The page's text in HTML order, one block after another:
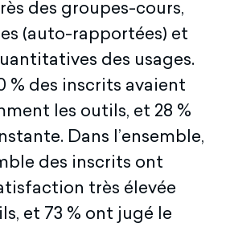
des groupes-cours,
(auto-rapportées) et
des usages.
% des inscrits avaient
les outils, et 28 %
Dans l’ensemble,
des inscrits ont
très élevée
et 73 % ont jugé le